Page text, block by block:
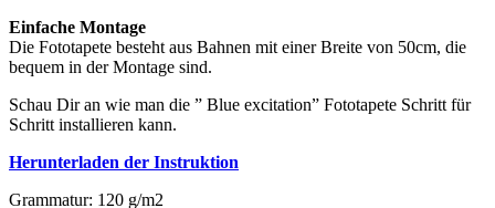
Einfache Montage
Die Fototapete besteht aus Bahnen mit einer Breite von 50cm, die
bequem in der Montage sind.
Schau Dir an wie man die ” Blue excitation” Fototapete Schritt für
Schritt installieren kann.
Herunterladen der Instruktion
Grammatur: 120 g/m2